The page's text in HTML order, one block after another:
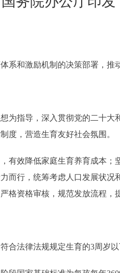
和激励机制的决策部署，推
指导，深入贯彻党的二十大
度，营造生育友好社会氛围。
效降低家庭生育养育成本；
而行，统筹考虑人口发展状
格资格审核，规范发放流程，
法律法规规定生育的3周岁以